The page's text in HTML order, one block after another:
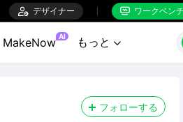
 デザイナー  ワークベンチ
MakeNow AI もっと 
フォローする